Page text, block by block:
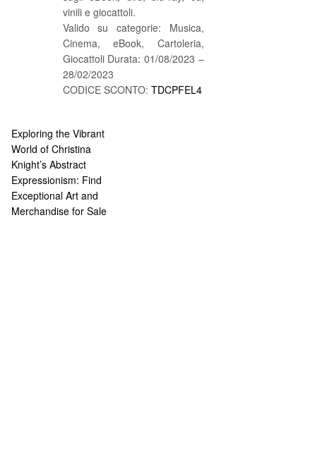
vinili e giocattoli.
Valido su categorie: Musica,
Cinema, eBook, Cartoleria,
Giocattoli Durata: 01/08/2023 –
28/02/2023
CODICE SCONTO: TDCPFEL4
Exploring the Vibrant
World of Christina
Knight’s Abstract
Expressionism: Find
Exceptional Art and
Merchandise for Sale